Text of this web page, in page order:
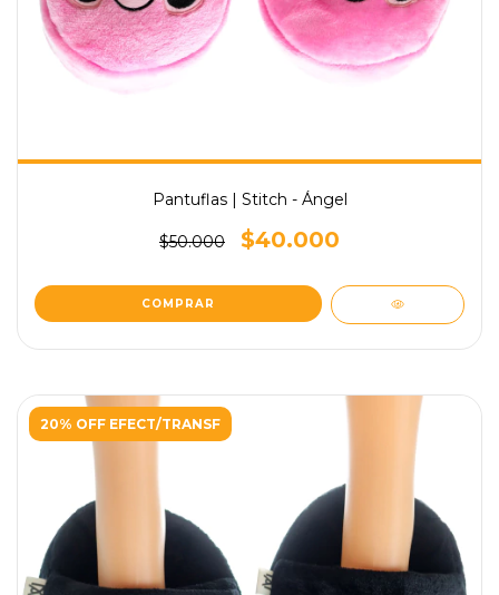
Pantuflas | Stitch - Ángel
$50.000 $40.000
COMPRAR
20% OFF EFECT/TRANSF